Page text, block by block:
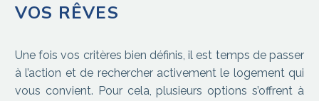
VOS RÊVES
Une fois vos critères bien définis, il est temps de passer
à l’action et de rechercher activement le logement qui
vous convient. Pour cela, plusieurs options s’offrent à